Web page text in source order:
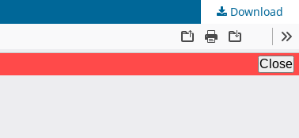
Download